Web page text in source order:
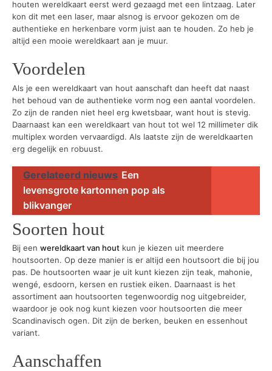
houten wereldkaart eerst werd gezaagd met een lintzaag. Later
kon dit met een laser, maar alsnog is ervoor gekozen om de
authentieke en herkenbare vorm juist aan te houden. Zo heb je
altijd een mooie wereldkaart aan je muur.
Voordelen
Als je een wereldkaart van hout aanschaft dan heeft dat naast
het behoud van de authentieke vorm nog een aantal voordelen.
Zo zijn de randen niet heel erg kwetsbaar, want hout is stevig.
Daarnaast kan een wereldkaart van hout tot wel 12 millimeter dik
multiplex worden vervaardigd. Als laatste zijn de wereldkaarten
erg degelijk en robuust.
Gerelateerd nieuws Een
levensgrote kartonnen pop als
blikvanger
Soorten hout
Bij een wereldkaart van hout kun je kiezen uit meerdere
houtsoorten. Op deze manier is er altijd een houtsoort die bij jou
pas. De houtsoorten waar je uit kunt kiezen zijn teak, mahonie,
wengé, esdoorn, kersen en rustiek eiken. Daarnaast is het
assortiment aan houtsoorten tegenwoordig nog uitgebreider,
waardoor je ook nog kunt kiezen voor houtsoorten die meer
Scandinavisch ogen. Dit zijn de berken, beuken en essenhout
variant.
Aanschaffen